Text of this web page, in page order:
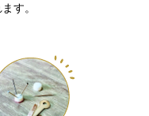
す。